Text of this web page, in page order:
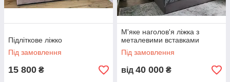
Підліткове ліжко
Під замовлення
15 800 ₴
М'яке наголов'я ліжка з
металевими вставками
Під замовлення
від 40 000 ₴